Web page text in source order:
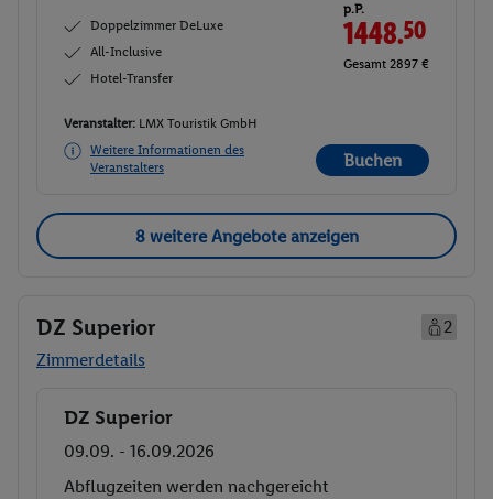
Doppelzimmer DeLuxe
All-Inclusive
Hotel-Transfer
p.P.
1448.50
Gesamt 2897 €
Veranstalter: LMX Touristik GmbH
Weitere Informationen des
Veranstalters
Buchen
8 weitere Angebote anzeigen
DZ Superior
2
Zimmerdetails
Buchen
DZ Superior
09.09. - 16.09.2026
Abflugzeiten werden nachgereicht